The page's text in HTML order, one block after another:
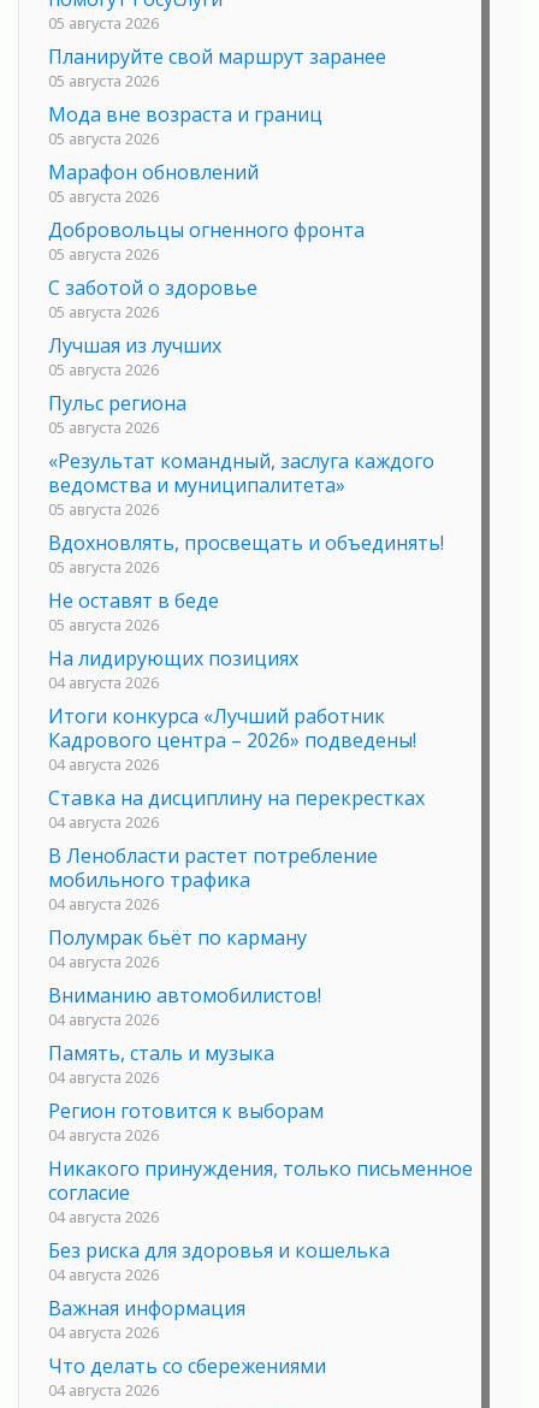
05 августа 2026
Планируйте свой маршрут заранее
05 августа 2026
Мода вне возраста и границ
05 августа 2026
Марафон обновлений
05 августа 2026
Добровольцы огненного фронта
05 августа 2026
С заботой о здоровье
05 августа 2026
Лучшая из лучших
05 августа 2026
Пульс региона
05 августа 2026
«Результат командный, заслуга каждого
ведомства и муниципалитета»
05 августа 2026
Вдохновлять, просвещать и объединять!
05 августа 2026
Не оставят в беде
05 августа 2026
На лидирующих позициях
04 августа 2026
Итоги конкурса «Лучший работник
Кадрового центра – 2026» подведены!
04 августа 2026
Ставка на дисциплину на перекрестках
04 августа 2026
В Ленобласти растет потребление
мобильного трафика
04 августа 2026
Полумрак бьёт по карману
04 августа 2026
Вниманию автомобилистов!
04 августа 2026
Память, сталь и музыка
04 августа 2026
Регион готовится к выборам
04 августа 2026
Никакого принуждения, только письменное
согласие
04 августа 2026
Без риска для здоровья и кошелька
04 августа 2026
Важная информация
04 августа 2026
Что делать со сбережениями
04 августа 2026